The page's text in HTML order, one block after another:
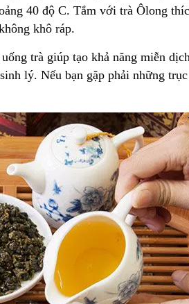
40 độ C. Tắm với trà Ôlong
khô ráp.
trà giúp tạo khả năng miễn
lý. Nếu bạn gặp phải những